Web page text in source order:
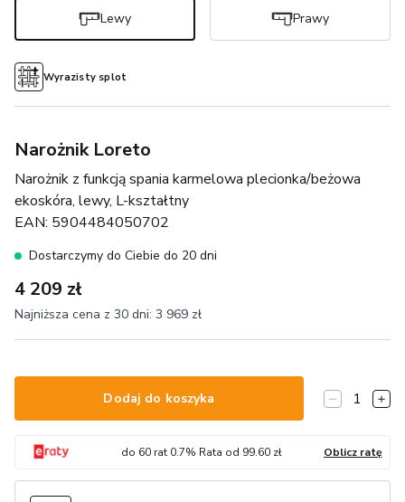
Narożnik Loreto
Narożnik z funkcją spania karmelowa plecionka/beżowa
ekoskóra, lewy, L-kształtny
EAN: 5904484050702
Dostarczymy do Ciebie do 20 dni
4 209 zł
Najniższa cena z 30 dni: 3 969 zł
Wyrazisty splot
Lewy Prawy
Dodaj do koszyka 1
do 60 rat 0.7% Rata od 99.60 zł Oblicz ratę